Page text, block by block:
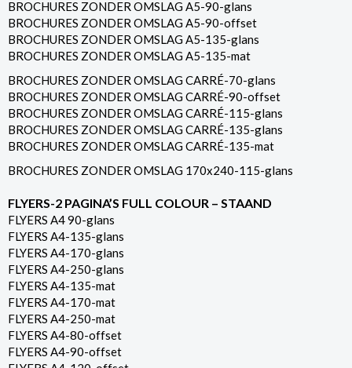
BROCHURES ZONDER OMSLAG A5-90-glans
BROCHURES ZONDER OMSLAG A5-90-offset
BROCHURES ZONDER OMSLAG A5-135-glans
BROCHURES ZONDER OMSLAG A5-135-mat
BROCHURES ZONDER OMSLAG CARRÉ-70-glans
BROCHURES ZONDER OMSLAG CARRÉ-90-offset
BROCHURES ZONDER OMSLAG CARRÉ-115-glans
BROCHURES ZONDER OMSLAG CARRÉ-135-glans
BROCHURES ZONDER OMSLAG CARRÉ-135-mat
BROCHURES ZONDER OMSLAG 170x240-115-glans
FLYERS-2 PAGINA’S FULL COLOUR – STAAND
FLYERS A4 90-glans
FLYERS A4-135-glans
FLYERS A4-170-glans
FLYERS A4-250-glans
FLYERS A4-135-mat
FLYERS A4-170-mat
FLYERS A4-250-mat
FLYERS A4-80-offset
FLYERS A4-90-offset